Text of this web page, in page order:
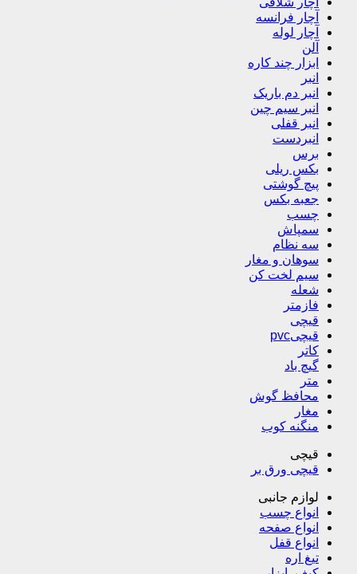
آچار فرانسه
آچار لوله
آلن
ابزار چند کاره
انبر
انبر دم باریک
انبر سیم چین
انبر قفلی
انبردست
برس
بکس ریلی
پیچ گوشتی
جعبه بکس
چسب
سمپاش
سه نظام
سوهان و مغار
سیم لخت کن
شعله
فازمتر
قیچی
قیچیpvc
کاتر
گیچ باد
متر
محافظ گوش
مغار
منگنه کوب
قیچی
قیچی ورق بر
لوازم جانبی
انواع چسب
انواع صفحه
انواع قفل
تیغ اره